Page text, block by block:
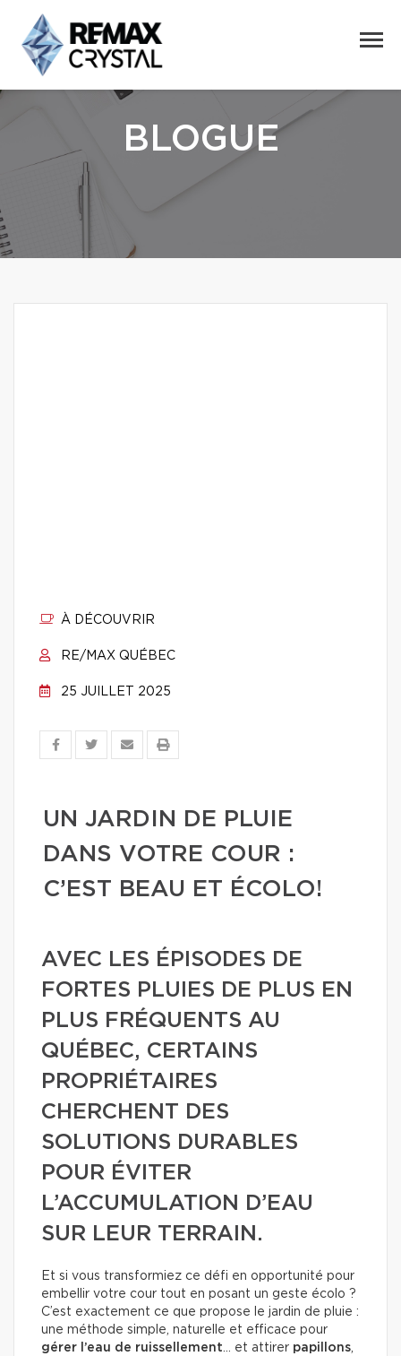
BLOGUE
À DÉCOUVRIR
RE/MAX QUÉBEC
25 JUILLET 2025
UN JARDIN DE PLUIE
DANS VOTRE COUR :
C’EST BEAU ET ÉCOLO!
AVEC LES ÉPISODES DE
FORTES PLUIES DE PLUS EN
PLUS FRÉQUENTS AU
QUÉBEC, CERTAINS
PROPRIÉTAIRES
CHERCHENT DES
SOLUTIONS DURABLES
POUR ÉVITER
L’ACCUMULATION D’EAU
SUR LEUR TERRAIN.
Et si vous transformiez ce défi en opportunité pour
embellir votre cour tout en posant un geste écolo ?
C’est exactement ce que propose le jardin de pluie :
une méthode simple, naturelle et efficace pour
gérer l’eau de ruissellement… et attirer papillons,